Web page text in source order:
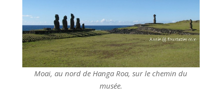
Moai, au nord de Hanga Roa, sur le chemin du
musée.